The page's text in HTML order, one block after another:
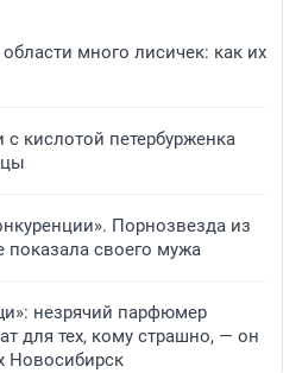
много лисичек: как их
кислотой петербурженка
Порнозвезда из
показала своего мужа
незрячий парфюмер
для тех, кому страшно, — он
Новосибирск